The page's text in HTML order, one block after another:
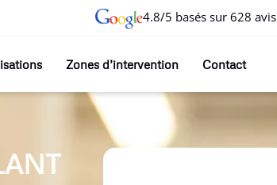
4.8/5 basés sur 628 avis
Zones d’intervention Contact